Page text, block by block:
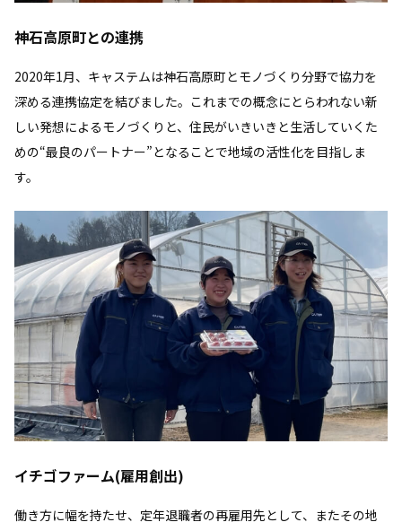
神石高原町との連携
2020年1月、キャステムは神石高原町とモノづくり分野で協力を
深める連携協定を結びました。これまでの概念にとらわれない新
しい発想によるモノづくりと、住民がいきいきと生活していくた
めの“最良のパートナー”となることで地域の活性化を目指しま
す。
イチゴファーム(雇用創出)
働き方に幅を持たせ、定年退職者の再雇用先として、またその地